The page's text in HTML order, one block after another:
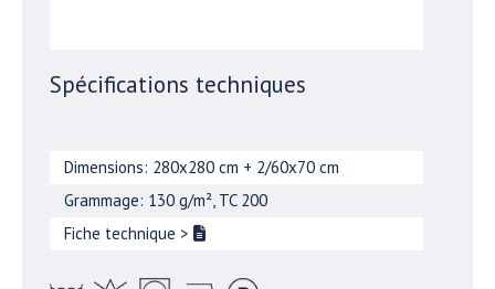
Spécifications techniques
Dimensions: 280x280 cm + 2/60x70 cm
Grammage: 130 g/m², TC 200
Fiche technique >